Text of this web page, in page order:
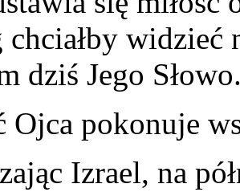
chciałby widzieć
dziś Jego
Ojca pokonuje
Izrael, na